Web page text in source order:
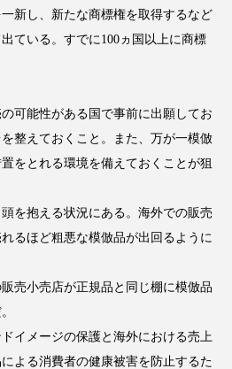
エイジングケア
ジェット キーワード
ステナビリティ
新し、新たな商標権を取得するなど
ている。すでに100ヵ国以上に商標
可能性がある国で事前に出願してお
整えておくこと。また、万が一模倣
をとれる環境を備えておくことが狙
を抱える状況にある。海外での販売
るほど粗悪な模倣品が出回るように
売小売店が正規品と同じ棚に模倣品
イメージの保護と海外における売上
よる消費者の健康被害を防止するた